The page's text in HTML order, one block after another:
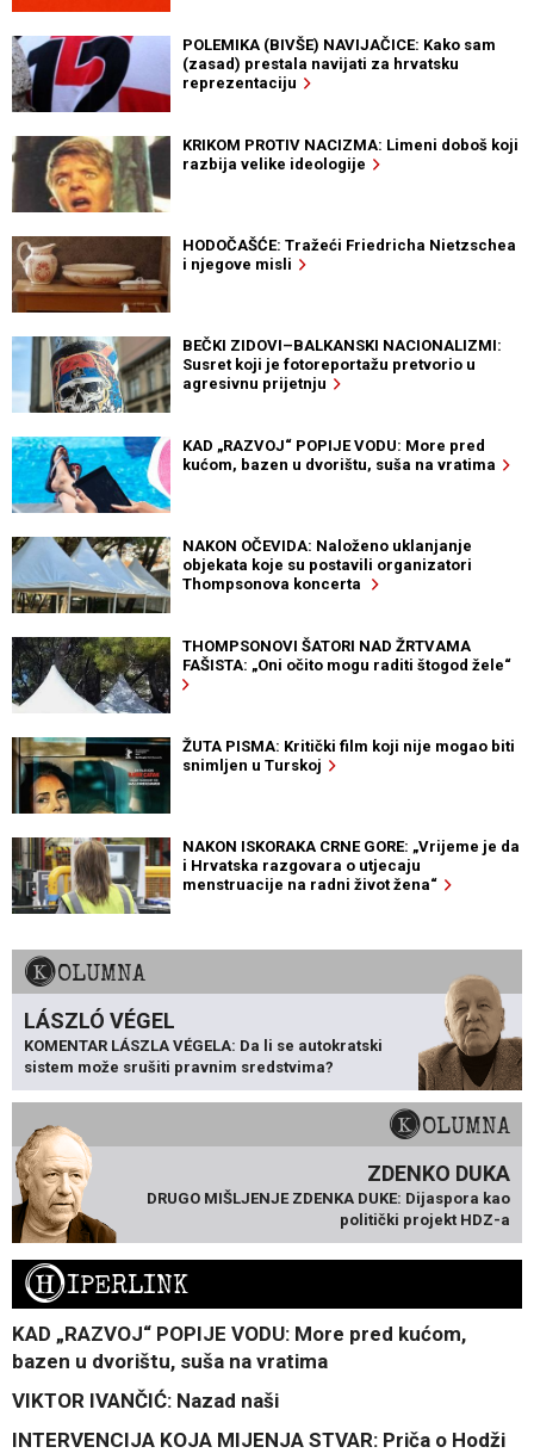
POLEMIKA (BIVŠE) NAVIJAČICE: Kako sam
(zasad) prestala navijati za hrvatsku
reprezentaciju
KRIKOM PROTIV NACIZMA: Limeni doboš koji
razbija velike ideologije
HODOČAŠĆE: Tražeći Friedricha Nietzschea
i njegove misli
BEČKI ZIDOVI–BALKANSKI NACIONALIZMI:
Susret koji je fotoreportažu pretvorio u
agresivnu prijetnju
KAD „RAZVOJ“ POPIJE VODU: More pred
kućom, bazen u dvorištu, suša na vratima
NAKON OČEVIDA: Naloženo uklanjanje
objekata koje su postavili organizatori
Thompsonova koncerta
THOMPSONOVI ŠATORI NAD ŽRTVAMA
FAŠISTA: „Oni očito mogu raditi štogod žele“
ŽUTA PISMA: Kritički film koji nije mogao biti
snimljen u Turskoj
NAKON ISKORAKA CRNE GORE: „Vrijeme je da
i Hrvatska razgovara o utjecaju
menstruacije na radni život žena“
KOLUMNA
LÁSZLÓ VÉGEL
KOMENTAR LÁSZLA VÉGELA: Da li se autokratski
sistem može srušiti pravnim sredstvima?
KOLUMNA
ZDENKO DUKA
DRUGO MIŠLJENJE ZDENKA DUKE: Dijaspora kao
politički projekt HDZ-a
HIPERLINK
KAD „RAZVOJ“ POPIJE VODU: More pred kućom,
bazen u dvorištu, suša na vratima
VIKTOR IVANČIĆ: Nazad naši
INTERVENCIJA KOJA MIJENJA STVAR: Priča o Hodži